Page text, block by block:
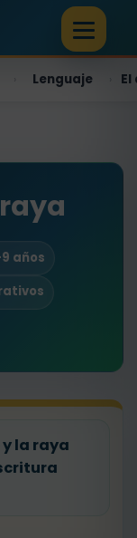
Lenguaje
9 años
la raya